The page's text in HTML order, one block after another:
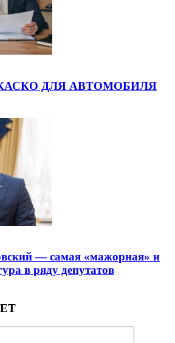
ДЛЯ АВТОМОБИЛЯ
— самая «мажорная» и
в ряду депутатов